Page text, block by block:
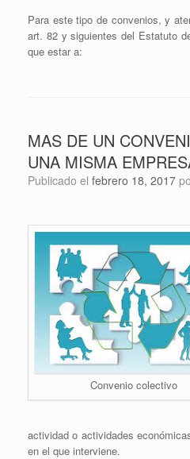
Para este tipo de convenios, y
art. 82 y siguientes del Estatuto
que estar a:
MAS DE UN
UNA MISMA
Publicado el febrero 18, 2017
Convenio colectivo
actividad o actividades
en el que interviene.